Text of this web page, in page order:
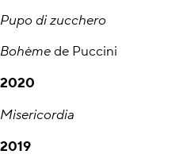
Pupo di zucchero
Bohèmede Puccini
2020
Misericordia
2019